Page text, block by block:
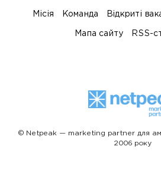
Місія Команда Відкриті
Мапа сайту RSS-
© Netpeak — marketing partner для
2006 року